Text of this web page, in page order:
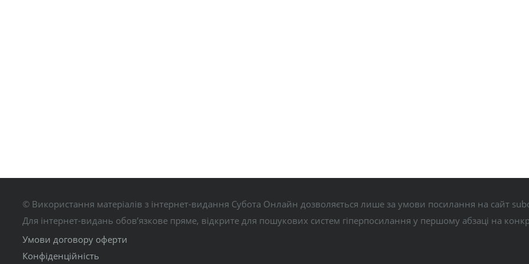
© Використання матеріалів з інтернет-видання Субота Онлайн дозволяється лише за умови посилання на сайт
Для інтернет-видань обов’язкове пряме, відкрите для пошукових систем гіперпосилання у першому абзаці на
Умови договору оферти
Конфіденційність